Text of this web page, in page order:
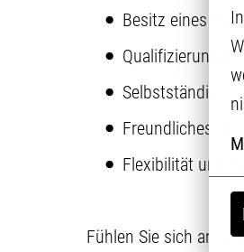
Besitz eines
Qualifizierung
Selbstständige,
Freundliches
Flexibilität und
Fühlen Sie sich